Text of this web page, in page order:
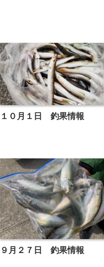
１０月１日 釣果情報
９月２７日 釣果情報